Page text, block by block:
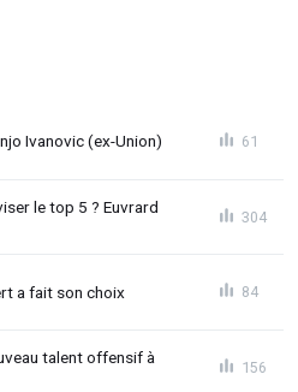
Ivanovic (ex-Union) 61
le top 5 ? Euvrard
304
a fait son choix 84
talent offensif à
156